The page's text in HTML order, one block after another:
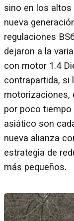
sino en los altos
nueva
regulaciones
dejaron a la
con motor 1.4
contrapartida, si
motorizaciones,
por poco tiempo
asiático son
nueva alianza
estrategia de
más pequeños.